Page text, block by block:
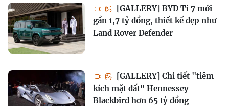
[GALLERY] BYD Ti 7 mới
gần 1,7 tỷ đồng, thiết kế đẹp như
Land Rover Defender
[GALLERY] Chi tiết "tiêm
kích mặt đất" Hennessey
Blackbird hơn 65 tỷ đồng